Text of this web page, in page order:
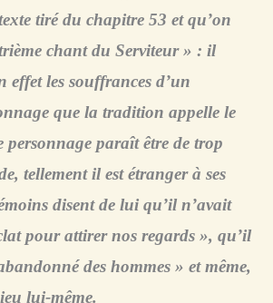
tiré du chapitre 53 et qu’on
chant du Serviteur » : il
effet les souffrances d’un
que la tradition appelle le
personnage paraît être de trop
tellement il est étranger à ses
disent de lui qu’il n’avait
pour attirer nos regards », qu’il
des hommes » et même,
lui-même.